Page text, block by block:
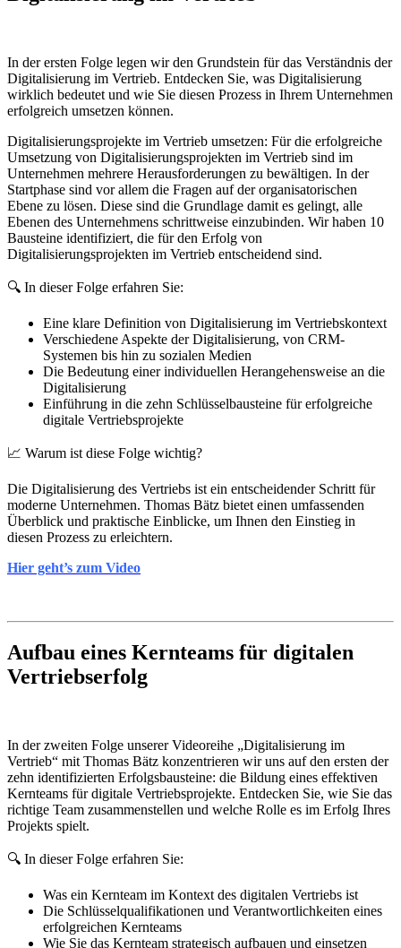
In der ersten Folge legen wir den Grundstein für das Verständnis der
Digitalisierung im Vertrieb. Entdecken Sie, was Digitalisierung
wirklich bedeutet und wie Sie diesen Prozess in Ihrem Unternehmen
erfolgreich umsetzen können.
Digitalisierungsprojekte im Vertrieb umsetzen: Für die erfolgreiche
Umsetzung von Digitalisierungsprojekten im Vertrieb sind im
Unternehmen mehrere Herausforderungen zu bewältigen. In der
Startphase sind vor allem die Fragen auf der organisatorischen
Ebene zu lösen. Diese sind die Grundlage damit es gelingt, alle
Ebenen des Unternehmens schrittweise einzubinden. Wir haben 10
Bausteine identifiziert, die für den Erfolg von
Digitalisierungsprojekten im Vertrieb entscheidend sind.
🔍 In dieser Folge erfahren Sie:
Eine klare Definition von Digitalisierung im Vertriebskontext
Verschiedene Aspekte der Digitalisierung, von CRM-
Systemen bis hin zu sozialen Medien
Die Bedeutung einer individuellen Herangehensweise an die
Digitalisierung
Einführung in die zehn Schlüsselbausteine für erfolgreiche
digitale Vertriebsprojekte
📈 Warum ist diese Folge wichtig?
Die Digitalisierung des Vertriebs ist ein entscheidender Schritt für
moderne Unternehmen. Thomas Bätz bietet einen umfassenden
Überblick und praktische Einblicke, um Ihnen den Einstieg in
diesen Prozess zu erleichtern.
Hier geht’s zum Video
Aufbau eines Kernteams für digitalen
Vertriebserfolg
In der zweiten Folge unserer Videoreihe „Digitalisierung im
Vertrieb“ mit Thomas Bätz konzentrieren wir uns auf den ersten der
zehn identifizierten Erfolgsbausteine: die Bildung eines effektiven
Kernteams für digitale Vertriebsprojekte. Entdecken Sie, wie Sie das
richtige Team zusammenstellen und welche Rolle es im Erfolg Ihres
Projekts spielt.
🔍 In dieser Folge erfahren Sie:
Was ein Kernteam im Kontext des digitalen Vertriebs ist
Die Schlüsselqualifikationen und Verantwortlichkeiten eines
erfolgreichen Kernteams
Wie Sie das Kernteam strategisch aufbauen und einsetzen